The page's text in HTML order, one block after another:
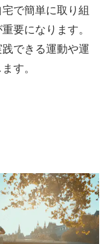
で簡単に取り組
要になります。
できる運動や運
す。